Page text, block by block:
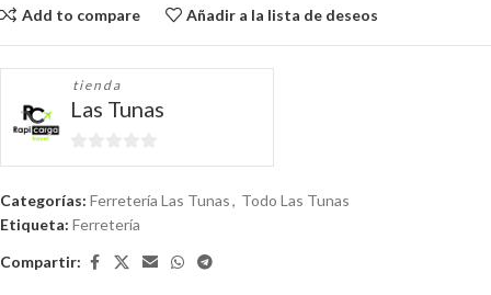
Add to compare Añadir a la lista de deseos
tienda
Las Tunas
0
Categorías: Ferretería Las Tunas, Todo Las Tunas
Etiqueta: Ferretería
Compartir: